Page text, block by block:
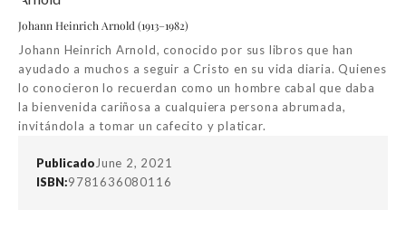
Johann Heinrich Arnold (1913–1982)
Johann Heinrich Arnold, conocido por sus libros que han
ayudado a muchos a seguir a Cristo en su vida diaria. Quienes
lo conocieron lo recuerdan como un hombre cabal que daba
la bienvenida cariñosa a cualquiera persona abrumada,
invitándola a tomar un cafecito y platicar.
PublicadoJune 2, 2021
ISBN:9781636080116